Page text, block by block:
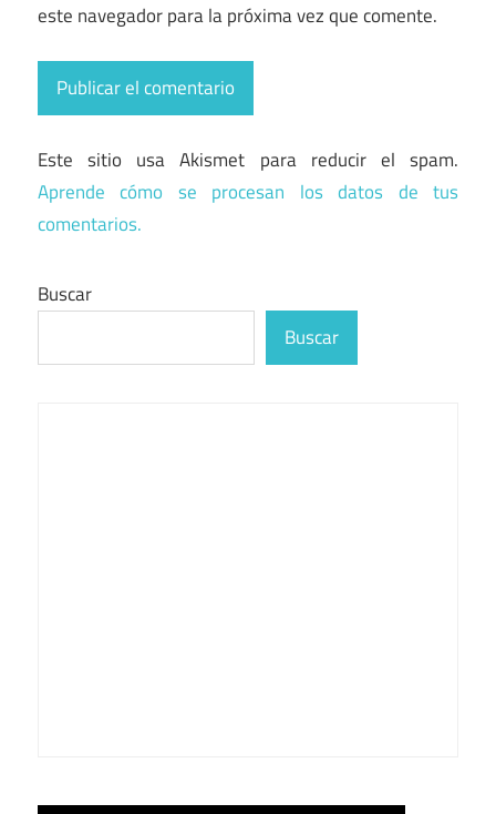
este navegador para la próxima vez que comente.
Este sitio usa Akismet para reducir el spam.
Aprende cómo se procesan los datos de tus
comentarios.
Buscar
Buscar